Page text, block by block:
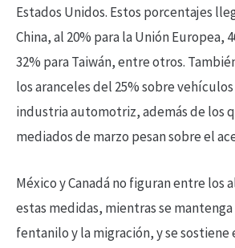
Estados Unidos. Estos porcentajes
China, al 20% para la Unión Europea,
32% para Taiwán, entre otros.
los aranceles del 25% sobre
industria automotriz, además de los
mediados de marzo pesan sobre el
México y Canadá no figuran entre los
estas medidas, mientras se
fentanilo y la migración, y se